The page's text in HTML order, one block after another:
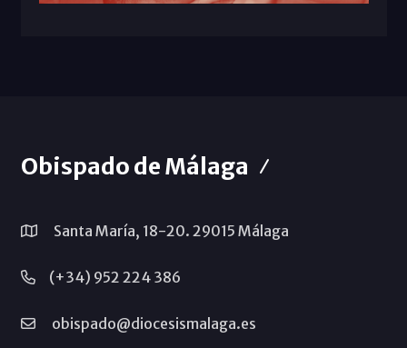
Obispado de Málaga
Santa María, 18-20. 29015 Málaga
(+34) 952 224 386
obispado@diocesismalaga.es